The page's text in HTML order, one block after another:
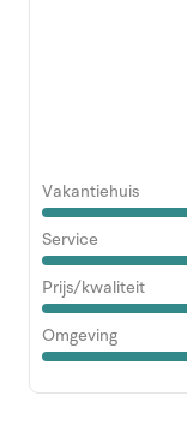
Vakantiehuis
Service
Prijs/kwaliteit
Omgeving